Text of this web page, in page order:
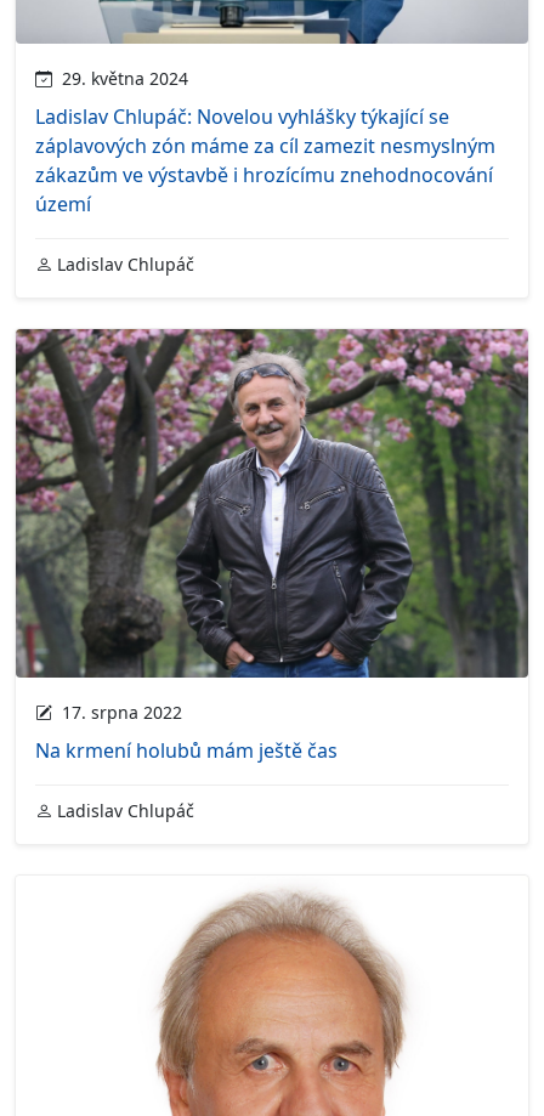
29. května 2024
Ladislav Chlupáč: Novelou vyhlášky týkající se
záplavových zón máme za cíl zamezit nesmyslným
zákazům ve výstavbě i hrozícímu znehodnocování
území
Ladislav Chlupáč
17. srpna 2022
Na krmení holubů mám ještě čas
Ladislav Chlupáč